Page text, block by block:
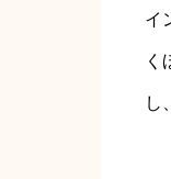
イ
く
し